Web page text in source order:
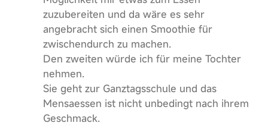
zuzubereiten und da wäre es sehr
angebracht sich einen Smoothie für
zwischendurch zu machen.
Den zweiten würde ich für meine Tochter
nehmen.
Sie geht zur Ganztagsschule und das
Mensaessen ist nicht unbedingt nach ihrem
Geschmack.